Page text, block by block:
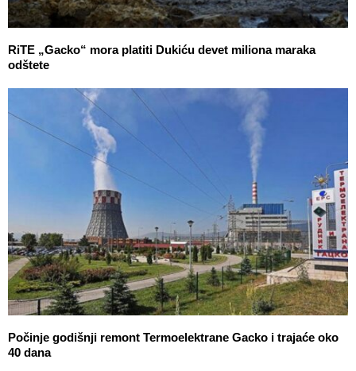
RiTE „Gacko“ mora platiti Dukiću devet miliona maraka
odštete
Počinje godišnji remont Termoelektrane Gacko i trajaće oko
40 dana